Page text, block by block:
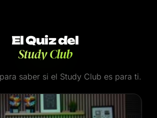
El Quiz del
Study Club
saber si el Study Club es para ti.